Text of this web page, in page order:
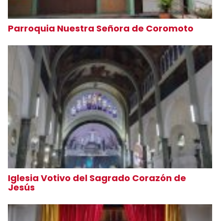
Parroquia Nuestra Señora de Coromoto
Iglesia Votivo del Sagrado Corazón de
Jesús